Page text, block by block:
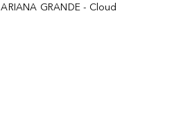
ARIANA GRANDE - Cloud